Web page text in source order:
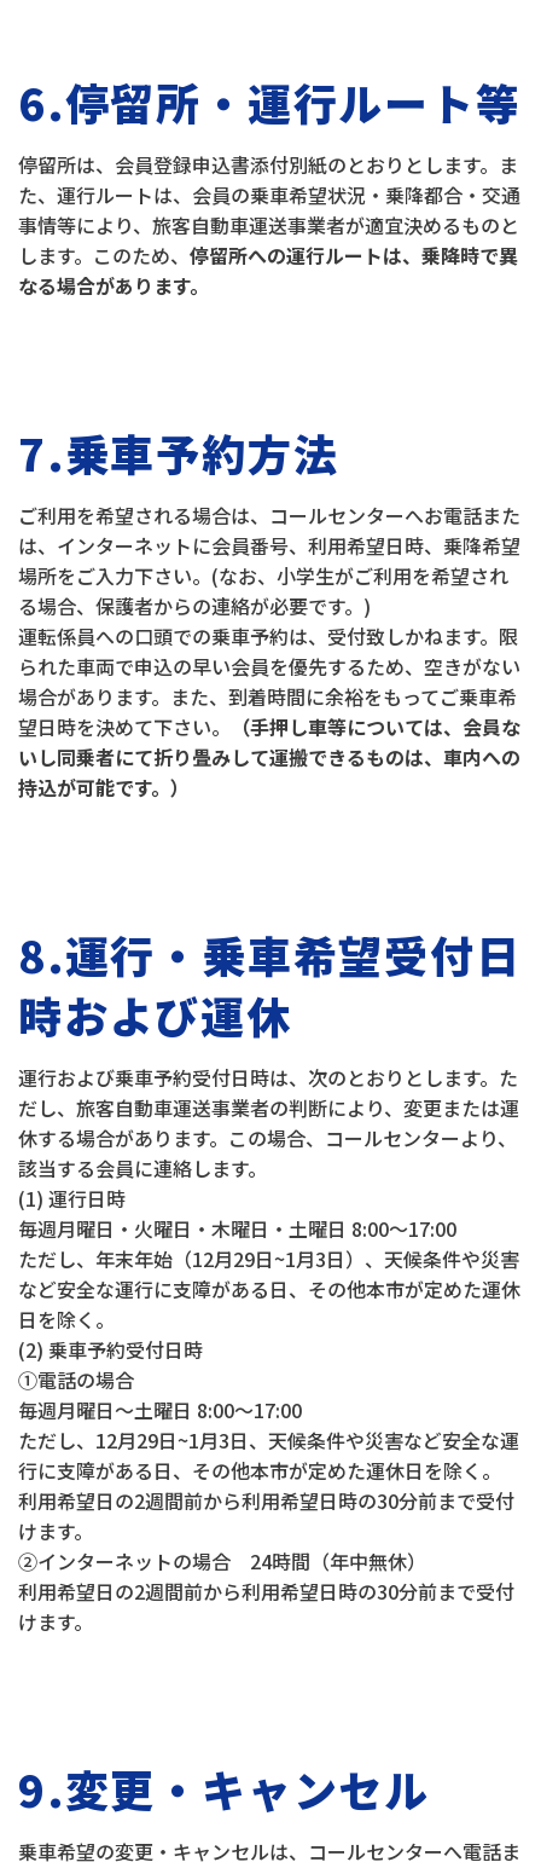
6.停留所・運行ルート等
停留所は、会員登録申込書添付別紙のとおりとします。ま
た、運行ルートは、会員の乗車希望状況・乗降都合・交通
事情等により、旅客自動車運送事業者が適宜決めるものと
します。このため、 停留所への運行ルートは、乗降時で異
なる場合があります。
7.乗車予約方法
ご利用を希望される場合は、コールセンターへお電話また
は、インターネットに会員番号、利用希望日時、乗降希望
場所をご入力下さい。(なお、小学生がご利用を希望され
る場合、保護者からの連絡が必要です。)
運転係員への口頭での乗車予約は、受付致しかねます。限
られた車両で申込の早い会員を優先するため、空きがない
場合があります。また、到着時間に余裕をもってご乗車希
望日時を決めて下さい。
（手押し車等については、会員な
いし同乗者にて折り畳みして運搬できるものは、車内への
持込が可能です。）
8.運行・乗車希望受付日
時および運休
運行および乗車予約受付日時は、次のとおりとします。た
だし、旅客自動車運送事業者の判断により、変更または運
休する場合があります。この場合、コールセンターより、
該当する会員に連絡します。
(1) 運行日時
毎週月曜日・火曜日・木曜日・土曜日 8:00～17:00
ただし、年末年始（12月29日~1月3日）、天候条件や災害
など安全な運行に支障がある日、その他本市が定めた運休
日を除く。
(2) 乗車予約受付日時
①電話の場合
毎週月曜日～土曜日 8:00～17:00
ただし、12月29日~1月3日、天候条件や災害など安全な運
行に支障がある日、その他本市が定めた運休日を除く。
利用希望日の2週間前から利用希望日時の30分前まで受付
けます。
②インターネットの場合 24時間（年中無休）
利用希望日の2週間前から利用希望日時の30分前まで受付
けます。
9.変更・キャンセル
乗車希望の変更・キャンセルは、コールセンターへ電話ま